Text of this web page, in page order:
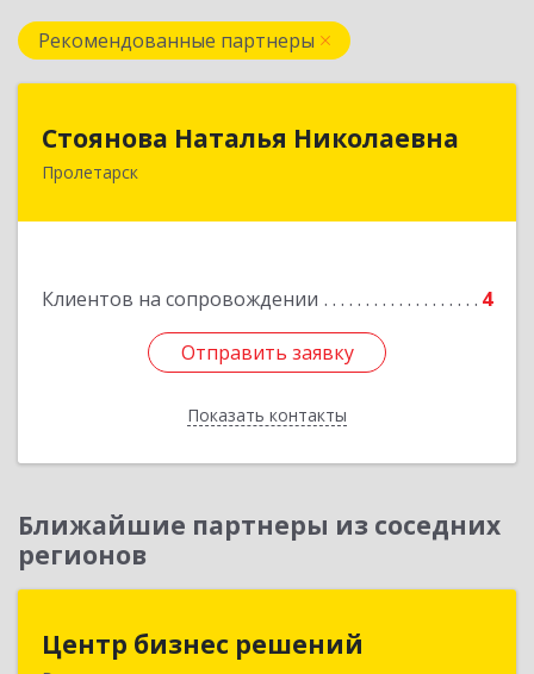
Рекомендованные партнеры
Стоянова Наталья Николаевна
Пролетарск
Клиентов на сопровождении 4
Отправить заявку
Показать контакты
Отправить заявку
Назад
Ближайшие партнеры из соседних
регионов
Центр бизнес решений
Центр бизнес решений